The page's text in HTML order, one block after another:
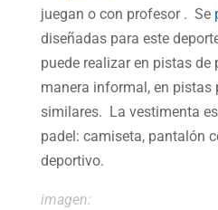
juegan o con profesor . Se
diseñadas para este
puede realizar en pistas de
manera informal, en pistas
similares. La vestimenta
padel: camiseta, pantalón
deportivo.
imagen: